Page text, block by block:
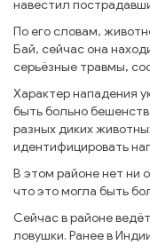
навестил
По его словам,
Бай, сейчас она
серьёзные травмы,
Характер нападения
быть больно
разных диких
идентифицировать
В этом районе нет ни
что это могла быть
Сейчас в районе
ловушки. Ранее в